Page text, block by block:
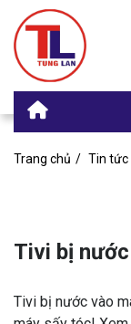
Trang chủ Tin tức
Tivi bị
Tivi bị nước vào